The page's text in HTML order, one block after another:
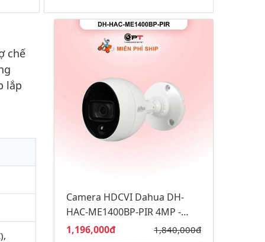
chế
lắp
Camera HDCVI Dahua DH-
HAC-ME1400BP-PIR 4MP -
quay ngang
Giá bán:
1,196,000đ Giá gốc:
1,840,000đ